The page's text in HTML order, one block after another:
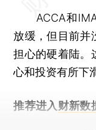
ACCA和IMA
放缓，但目前并
担心的硬着陆。
心和投资有所下
推荐进入 财新数